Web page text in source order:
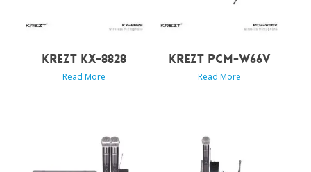
KREZT KX-8828
Read More
KREZT PCM-W66V
Read More